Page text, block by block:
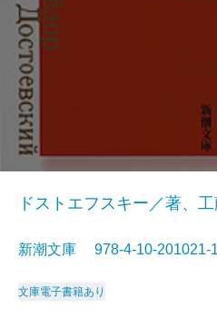
ドストエフスキー／著、
新潮文庫 978-4-10-
文庫電子書籍あり